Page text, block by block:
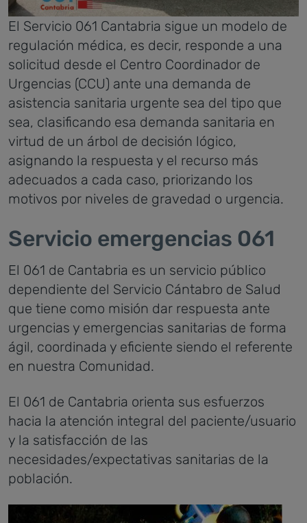
El Servicio 061 Cantabria sigue un modelo de
regulación médica, es decir, responde a una
solicitud desde el Centro Coordinador de
Urgencias (CCU) ante una demanda de
asistencia sanitaria urgente sea del tipo que
sea, clasificando esa demanda sanitaria en
virtud de un árbol de decisión lógico,
asignando la respuesta y el recurso más
adecuados a cada caso, priorizando los
motivos por niveles de gravedad o urgencia.
Servicio emergencias 061
El 061 de Cantabria es un servicio público
dependiente del Servicio Cántabro de Salud
que tiene como misión dar respuesta ante
urgencias y emergencias sanitarias de forma
ágil, coordinada y eficiente siendo el referente
en nuestra Comunidad.
El 061 de Cantabria orienta sus esfuerzos
hacia la atención integral del paciente/usuario
y la satisfacción de las
necesidades/expectativas sanitarias de la
población.